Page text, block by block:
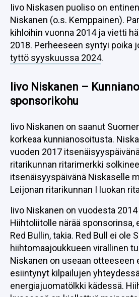
Niskanen (o.s. Kemppainen).
kihloihin vuonna 2014 ja vietti
2018. Perheeseen syntyi poika
tyttö syyskuussa 2024.
Iivo Niskanen –
sponsorikohu
korkeaa kunnianosoitusta.
vuoden 2017
ritarikunnan ritarimerkki
itsenäisyyspäivänä Niskaselle
Leijonan ritarikunnan I luokan
Hiihtoliitolle närää sponsorinsa,
Red Bullin, takia. Red Bull ei ole
hiihtomaajoukkueen virallinen
Niskanen on useaan otteeseen
esiintynyt kilpailujen
energiajuomatölkki kädessä.
kyseessä on kiellettyä